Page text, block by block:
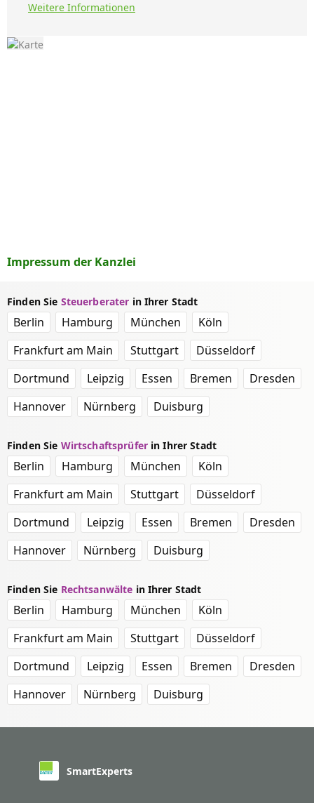
Weitere Informationen
Impressum der Kanzlei
Finden Sie Steuerberater in Ihrer Stadt
Berlin Hamburg München
Köln
Frankfurt am Main
Stuttgart
Düsseldorf
Dortmund
Leipzig Essen Bremen
Dresden
Hannover
Nürnberg Duisburg
Finden Sie Wirtschaftsprüferin Ihrer Stadt
Berlin Hamburg München
Köln
Frankfurt am Main
Stuttgart
Düsseldorf
Dortmund
Leipzig Essen Bremen
Dresden
Hannover
Nürnberg Duisburg
Finden Sie Rechtsanwälte in Ihrer Stadt
Berlin Hamburg München
Köln
Frankfurt am Main
Stuttgart
Düsseldorf
Dortmund
Leipzig Essen Bremen
Dresden
Hannover
Nürnberg Duisburg
SmartExperts